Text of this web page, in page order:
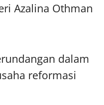
Azalina Othman
dalam
reformasi